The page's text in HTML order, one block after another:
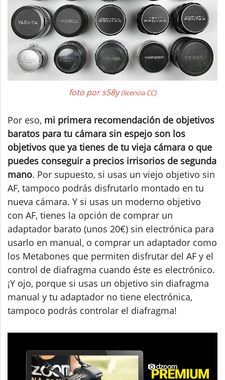
foto por s58y(licencia CC)
Por eso, mi primera recomendación de objetivos
baratos para tu cámara sin espejo son los
objetivos que ya tienes de tu vieja cámara o que
puedes conseguir a precios irrisorios de segunda
mano. Por supuesto, si usas un viejo objetivo sin
AF, tampoco podrás disfrutarlo montado en tu
nueva cámara. Y si usas un moderno objetivo
con AF, tienes la opción de comprar un
adaptador barato (unos 20€) sin electrónica para
usarlo en manual, o comprar un adaptador como
los Metabones que permiten disfrutar del AF y el
control de diafragma cuando éste es electrónico.
¡Y ojo, porque si usas un objetivo sin diafragma
manual y tu adaptador no tiene electrónica,
tampoco podrás controlar el diafragma!